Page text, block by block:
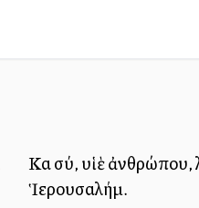
Καὶ σύ, υἱὲ ἀνθρώπου,
Ἱερουσαλήμ.